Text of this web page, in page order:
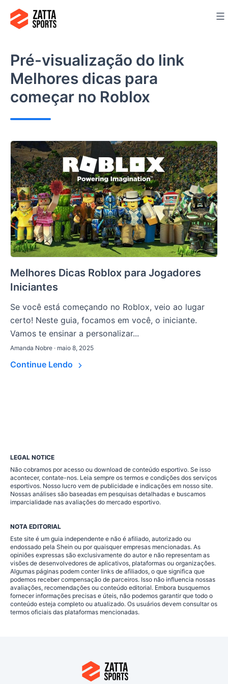
para
conteúdo
Pré-visualização do link
Melhores dicas para
começar no Roblox
Melhores Dicas Roblox para Jogadores
Iniciantes
Se você está começando no Roblox, veio ao lugar
certo! Neste guia, focamos em você, o iniciante.
Vamos te ensinar a personalizar...
Amanda Nobre · maio 8, 2025
Continue Lendo
LEGAL NOTICE
Não cobramos por acesso ou download de conteúdo esportivo. Se isso
acontecer, contate-nos. Leia sempre os termos e condições dos serviços
esportivos. Nosso lucro vem de publicidade e indicações em nosso site.
Nossas análises são baseadas em pesquisas detalhadas e buscamos
imparcialidade nas avaliações do mercado esportivo.
NOTA EDITORIAL
Este site é um guia independente e não é afiliado, autorizado ou
endossado pela Shein ou por quaisquer empresas mencionadas. As
opiniões expressas são exclusivamente do autor e não representam as
visões de desenvolvedores de aplicativos, plataformas ou organizações.
Algumas páginas podem conter links de afiliados, o que significa que
podemos receber compensação de parceiros. Isso não influencia nossas
avaliações, recomendações ou conteúdo editorial. Embora busquemos
fornecer informações precisas e úteis, não podemos garantir que todo o
conteúdo esteja completo ou atualizado. Os usuários devem consultar os
termos oficiais das plataformas mencionadas.